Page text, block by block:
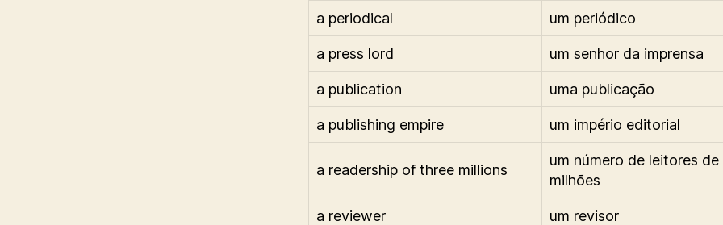
a periodical um periódico
a press lord um senhor da imprensa
a publication uma publicação
a publishing empire um império editorial
a readership of three millions
um número de leitores
milhões
a reviewer um revisor